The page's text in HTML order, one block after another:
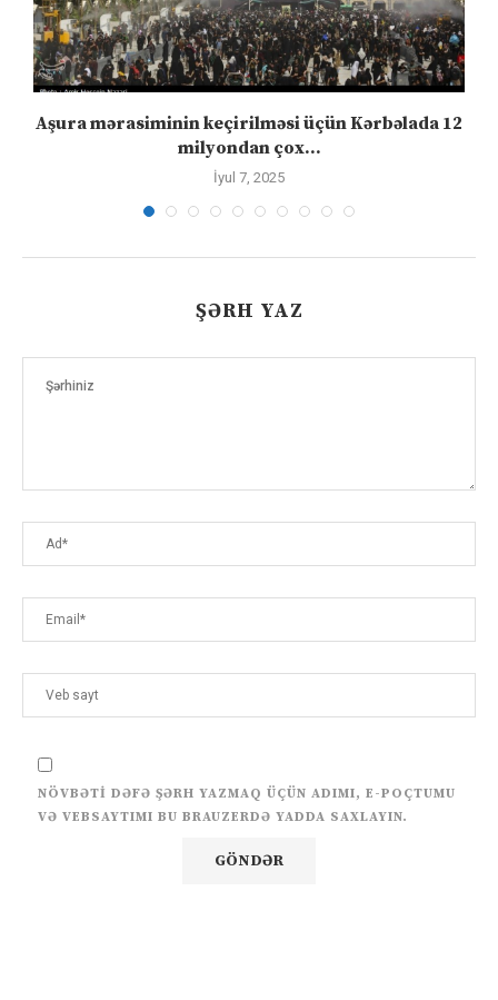
Aşura mərasiminin keçirilməsi üçün Kərbəlada 12
milyondan çox...
İyul 7, 2025
ŞƏRH YAZ
NÖVBƏTI DƏFƏ ŞƏRH YAZMAQ ÜÇÜN ADIMI, E-POÇTUMU
VƏ VEBSAYTIMI BU BRAUZERDƏ YADDA SAXLAYIN.